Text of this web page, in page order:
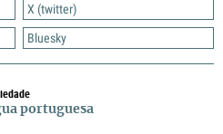
X (twitter)
Bluesky
portuguesa